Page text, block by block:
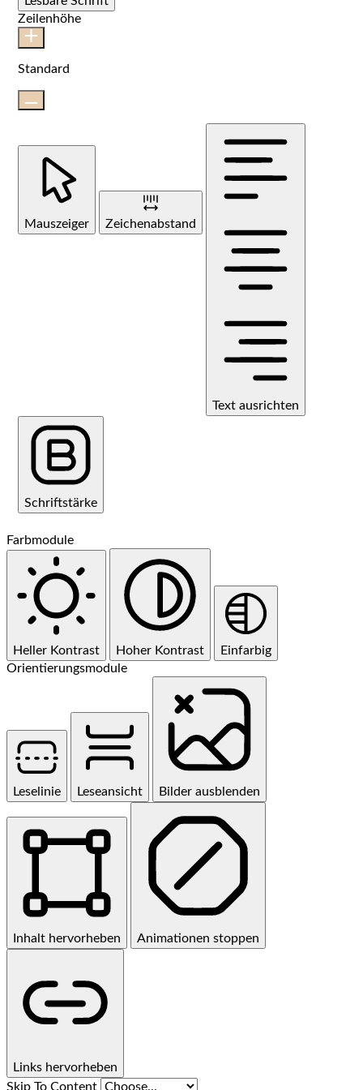
Zeilenhöhe
Standard
Mauszeiger Zeichenabstand
Text ausrichten
Schriftstärke
Farbmodule
Heller Kontrast Hoher Kontrast
Einfarbig
Orientierungsmodule
Leselinie Leseansicht Bilder ausblenden
Inhalt hervorheben Animationen stoppen
Links hervorheben
Skip To Content